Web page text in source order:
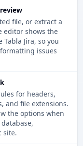
file, or extract a
editor shows the
Jira, so you
issues
for headers,
and file extensions.
the options when
site.